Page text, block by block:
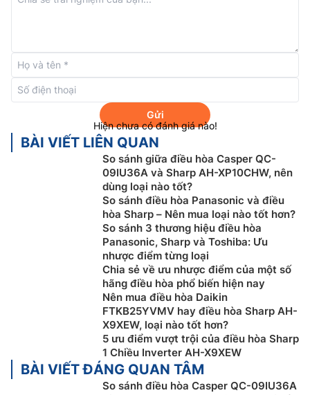
Điều hòa Sharp inverterAH-X10ZEW được trang bị
công nghệ Super Jet giúp máy làm lạnh nhanh hơn
đến 40% khi giảm xuống 5 độ C chỉ trong 5 phút để
bạn có thể thư giãn trong không gian mát mẻ gần như
ngay lập tức sau khi khởi động chế độ này.
Luồng khí COANA
Điều hòa Sharp inverter 1 chiều AH-X10ZEW được thiết
kế
cửa gió
mới tạo ra luồng khí COANA giúp làm mát
toàn bộ căn phòng và có khả năng thổi gió xa lên tới
Gửi
Hiện chưa có đánh giá nào!
BÀI VIẾT LIÊN QUAN
So sánh giữa điều hòa Casper QC-
09IU36A và Sharp AH-XP10CHW, nên
dùng loại nào tốt?
So sánh điều hòa Panasonic và điều
hòa Sharp – Nên mua loại nào tốt hơn?
So sánh 3 thương hiệu điều hòa
Panasonic, Sharp và Toshiba: Ưu
nhược điểm từng loại
Chia sẻ về ưu nhược điểm của một số
hãng điều hòa phổ biến hiện nay
Nên mua điều hòa Daikin
FTKB25YVMV hay điều hòa Sharp AH-
X9XEW, loại nào tốt hơn?
5 ưu điểm vượt trội của điều hòa Sharp
1 Chiều Inverter AH-X9XEW
BÀI VIẾT ĐÁNG QUAN TÂM
So sánh điều hòa Casper QC-09IU36A